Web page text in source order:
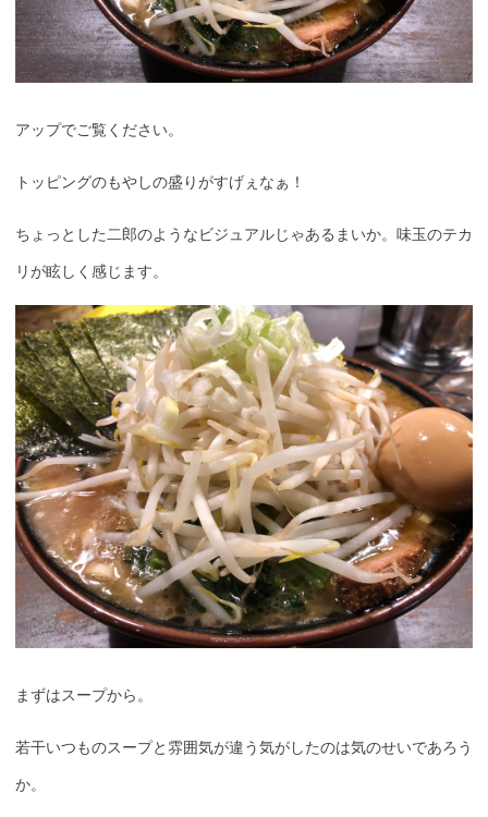
アップでご覧ください。
トッピングのもやしの盛りがすげぇなぁ！
ちょっとした二郎のようなビジュアルじゃあるまいか。味玉のテカ
リが眩しく感じます。
まずはスープから。
若干いつものスープと雰囲気が違う気がしたのは気のせいであろう
か。